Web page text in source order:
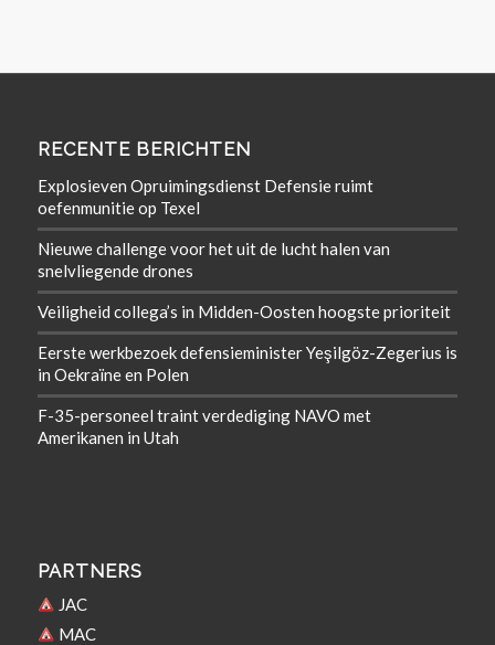
RECENTE BERICHTEN
Explosieven Opruimingsdienst Defensie ruimt
oefenmunitie op Texel
Nieuwe challenge voor het uit de lucht halen van
snelvliegende drones
Veiligheid collega’s in Midden-Oosten hoogste prioriteit
Eerste werkbezoek defensieminister Yeşilgöz-Zegerius is
in Oekraïne en Polen
F-35-personeel traint verdediging NAVO met
Amerikanen in Utah
PARTNERS
JAC
MAC